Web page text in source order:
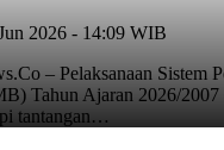
2026 - 14:09 WIB
– Pelaksanaan Sistem
Tahun Ajaran 2026/2007
tantangan…